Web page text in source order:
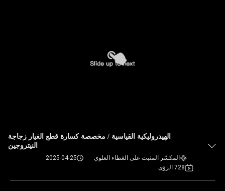
الهيدروليكية القياسية / مخصصة كسارة قطع الغيار زجاجة
النيتروجين
المكسّر المثبت على الغطاء العلوي
2025-04-25
728 الرؤى